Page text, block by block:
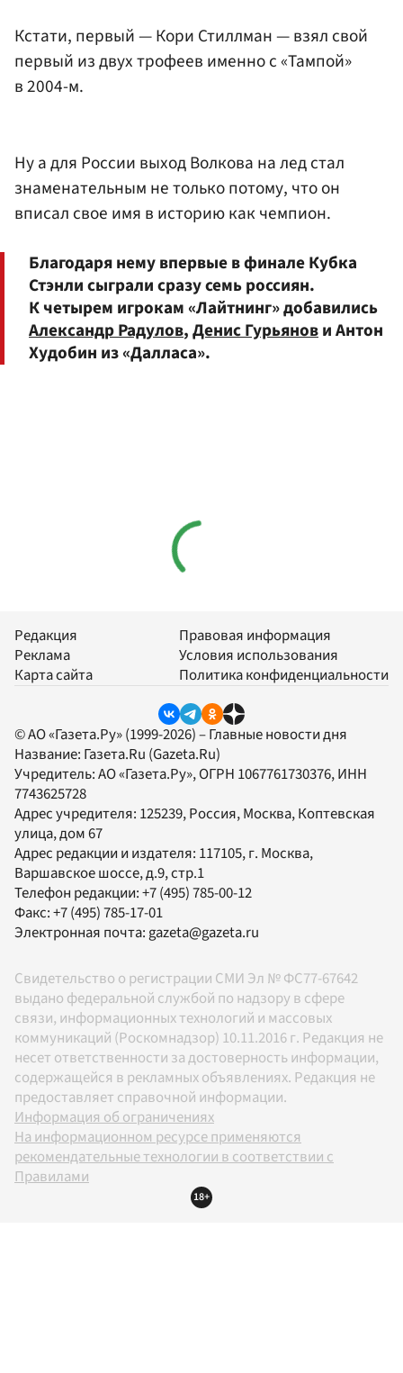
Кстати, первый — Кори Стиллман — взял свой
первый из двух трофеев именно с «Тампой»
в 2004-м.
Ну а для России выход Волкова на лед стал
знаменательным не только потому, что он
вписал свое имя в историю как чемпион.
Благодаря нему впервые в финале Кубка
Стэнли сыграли сразу семь россиян.
К четырем игрокам «Лайтнинг» добавились
Александр Радулов,Денис Гурьянови Антон
Худобин из «Далласа».
Редакция
Реклама
Карта сайта
Правовая информация
Условия использования
Политика конфиденциальности
© АО «Газета.Ру» (1999-2026) – Главные новости дня
Название: Газета.Ru (Gazeta.Ru)
Учредитель:АО «Газета.Ру», ОГРН 1067761730376, ИНН
7743625728
Адрес учредителя: 125239, Россия, Москва, Коптевская
улица, дом 67
Адрес редакции и издателя: 117105, г. Москва,
Варшавское шоссе, д.9, стр.1
Телефон редакции:+7 (495) 785-00-12
Факс:+7 (495) 785-17-01
Электронная почта:gazeta@gazeta.ru
Свидетельство о регистрации СМИ Эл № ФС77-67642
выдано федеральной службой по надзору в сфере
связи, информационных технологий и массовых
коммуникаций (Роскомнадзор) 10.11.2016 г. Редакция не
несет ответственности за достоверность информации,
содержащейся в рекламных объявлениях. Редакция не
предоставляет справочной информации.
Информация об ограничениях
На информационном ресурсе применяются
рекомендательные технологии в соответствии с
Правилами
18+